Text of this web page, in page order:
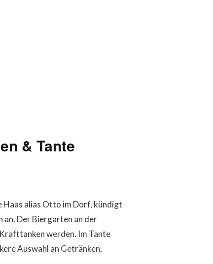
& Tante
Haas alias Otto im Dorf, kündigt
an. Der Biergarten an der
werden. Im Tante
Auswahl an Getränken,